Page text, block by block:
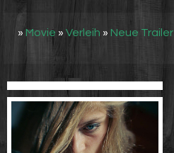
» Movie » Verleih » Neue Trailer